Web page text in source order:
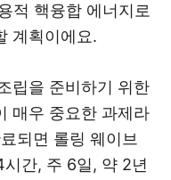
적 핵융합 에너지로
계획이에요.
립을 준비하기 위한
매우 중요한 과제라
되면 롤링 웨이브
간, 주 6일, 약 2년